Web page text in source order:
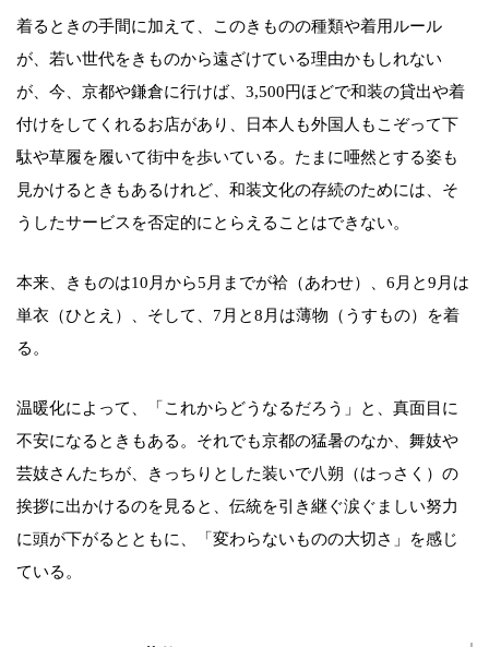
着るときの手間に加えて、このきものの種類や着用ルール
が、若い世代をきものから遠ざけている理由かもしれない
が、今、京都や鎌倉に行けば、3,500円ほどで和装の貸出や着
付けをしてくれるお店があり、日本人も外国人もこぞって下
駄や草履を履いて街中を歩いている。たまに唖然とする姿も
見かけるときもあるけれど、和装文化の存続のためには、そ
うしたサービスを否定的にとらえることはできない。
本来、きものは10月から5月までが袷（あわせ）、6月と9月は
単衣（ひとえ）、そして、7月と8月は薄物（うすもの）を着
る。
温暖化によって、「これからどうなるだろう」と、真面目に
不安になるときもある。それでも京都の猛暑のなか、舞妓や
芸妓さんたちが、きっちりとした装いで八朔（はっさく）の
挨拶に出かけるのを見ると、伝統を引き継ぐ涙ぐましい努力
に頭が下がるとともに、「変わらないものの大切さ」を感じ
ている。